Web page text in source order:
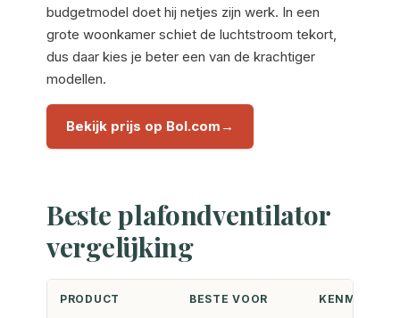
budgetmodel doet hij netjes zijn werk. In een
grote woonkamer schiet de luchtstroom tekort,
dus daar kies je beter een van de krachtiger
modellen.
Bekijk prijs op Bol.com
Beste plafondventilator
vergelijking
PRODUCT BESTE VOOR KENMERK